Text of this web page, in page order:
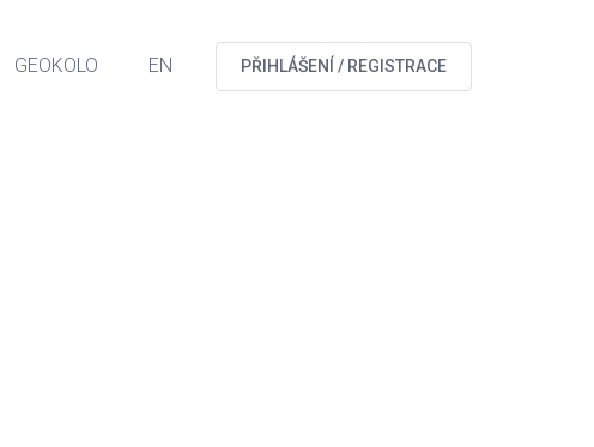
GEOKOLO EN PŘIHLÁŠENÍ / REGISTRACE